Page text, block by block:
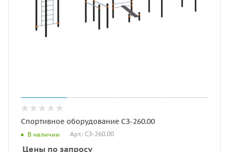
Спортивное оборудование СЗ-260.00
В наличии Арт.: СЗ-260.00
Цены по запросу